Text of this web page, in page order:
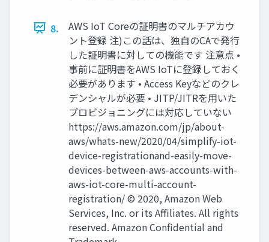
8.
AWS IoT Coreの証明書のマルチアカウ
ント登録 注)この話は、独自のCAで発行
した証明書に対しての機能です 注意点 •
事前に証明書をAWS IoTに登録しておく
必要があります • Access Keyなどのクレ
デンシャルが必要 • JITP/JITRを⽤いた
プロビジョニングには対応していない
https://aws.amazon.com/jp/about-
aws/whats-new/2020/04/simplify-iot-
device-registrationand-easily-move-
devices-between-aws-accounts-with-
aws-iot-core-multi-account-
registration/ © 2020, Amazon Web
Services, Inc. or its Affiliates. All rights
reserved. Amazon Confidential and